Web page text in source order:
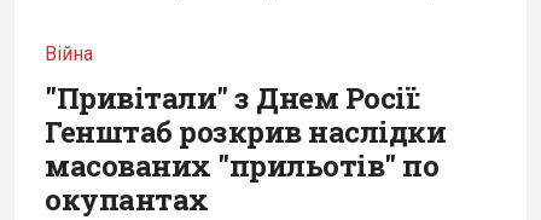
Війна
"Привітали" з Днем Росії:
Генштаб розкрив наслідки
масованих "прильотів" по
окупантах